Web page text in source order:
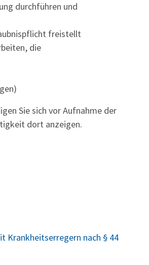
durchführen und
freistellt
die
Sie sich vor Aufnahme der
dort anzeigen.
Krankheitserregern nach § 44